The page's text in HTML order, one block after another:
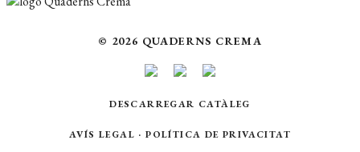
© 2026 QUADERNS CREMA
DESCARREGAR CATÀLEG
AVÍS LEGAL ·POLÍTICA DE PRIVACITAT